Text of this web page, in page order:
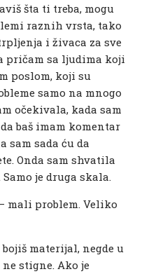
šta ti treba, mogu
raznih vrsta, tako
i živaca za sve
pričam sa ljudima koji
poslom, koji su
samo na mnogo
očekivala, kada sam
baš imam komentar
sam sada ću da
Onda sam shvatila
je druga skala.
mali problem. Veliko
bojiš materijal, negde u
stigne. Ako je